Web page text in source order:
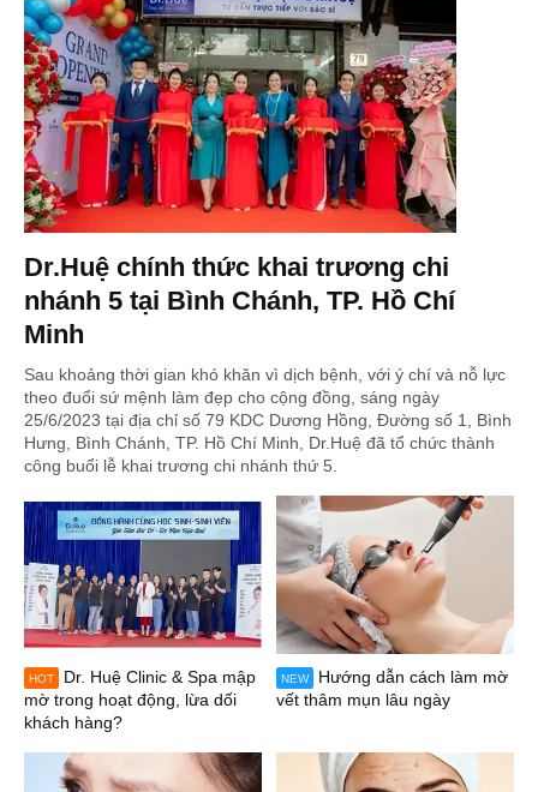
Dr.Huệ chính thức khai trương chi
nhánh 5 tại Bình Chánh, TP. Hồ Chí
Minh
Sau khoảng thời gian khó khăn vì dịch bệnh, với ý chí và nỗ lực
theo đuổi sứ mệnh làm đẹp cho cộng đồng, sáng ngày
25/6/2023 tại địa chỉ số 79 KDC Dương Hồng, Đường số 1, Bình
Hưng, Bình Chánh, TP. Hồ Chí Minh, Dr.Huệ đã tổ chức thành
công buổi lễ khai trương chi nhánh thứ 5.
HOT
Dr. Huệ Clinic & Spa mập
mờ trong hoạt động, lừa dối
khách hàng?
NEW
Hướng dẫn cách làm mờ
vết thâm mụn lâu ngày